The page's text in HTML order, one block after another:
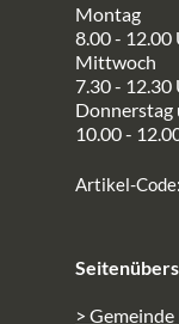
Montag
8.00 - 12.00
Mittwoch
7.30 -
Donnerstag
10.00 -
Artikel-Code:
>